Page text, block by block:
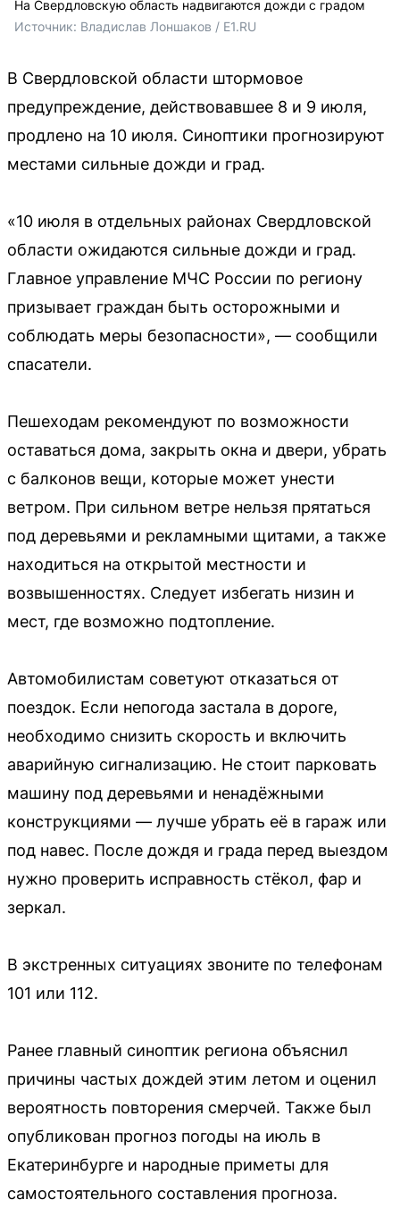
На Свердловскую область надвигаются дожди с градом
Источник: Владислав Лоншаков / E1.RU
В Свердловской области штормовое
предупреждение, действовавшее 8 и 9 июля,
продлено на 10 июля. Синоптики прогнозируют
местами сильные дожди и град.
«10 июля в отдельных районах Свердловской
области ожидаются сильные дожди и град.
Главное управление МЧС России по региону
призывает граждан быть осторожными и
соблюдать меры безопасности», — сообщили
спасатели.
Пешеходам рекомендуют по возможности
оставаться дома, закрыть окна и двери, убрать
с балконов вещи, которые может унести
ветром. При сильном ветре нельзя прятаться
под деревьями и рекламными щитами, а также
находиться на открытой местности и
возвышенностях. Следует избегать низин и
мест, где возможно подтопление.
Автомобилистам советуют отказаться от
поездок. Если непогода застала в дороге,
необходимо снизить скорость и включить
аварийную сигнализацию. Не стоит парковать
машину под деревьями и ненадёжными
конструкциями — лучше убрать её в гараж или
под навес. После дождя и града перед выездом
нужно проверить исправность стёкол, фар и
зеркал.
В экстренных ситуациях звоните по телефонам
101 или 112.
Ранее главный синоптик региона объяснил
причины частых дождей этим летом и оценил
вероятность повторения смерчей. Также был
опубликован прогноз погоды на июль в
Екатеринбурге и народные приметы для
самостоятельного составления прогноза.